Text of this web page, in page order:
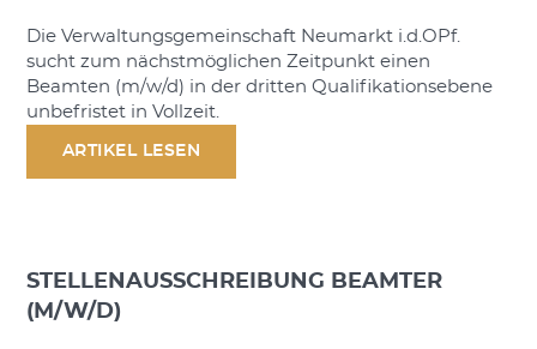
Die Verwaltungsgemeinschaft Neumarkt i.d.OPf.
sucht zum nächstmöglichen Zeitpunkt einen
Beamten (m/w/d) in der dritten Qualifikationsebene
unbefristet in Vollzeit.
ARTIKEL LESEN
STELLENAUSSCHREIBUNG BEAMTER
(M/W/D)